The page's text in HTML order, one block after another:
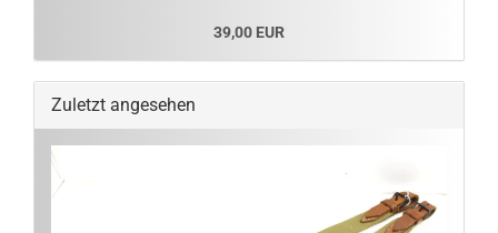
39,00 EUR
Zuletzt angesehen